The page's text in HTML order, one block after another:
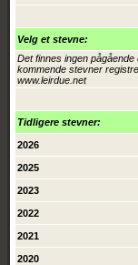
Velg et stevne:
Det finnes ingen pågående
kommende stevner
www.leirdue.net
Tidligere stevner:
2026
2025
2023
2022
2021
2020